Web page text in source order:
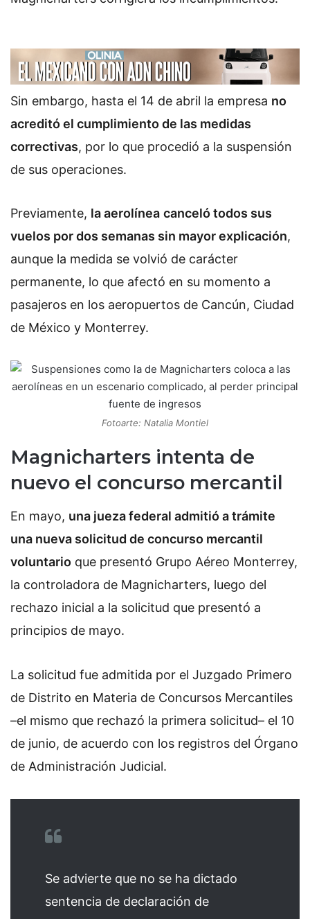
Sin embargo, hasta el 14 de abril la empresa no
acreditó el cumplimiento de las medidas
correctivas, por lo que procedió a la suspensión
de sus operaciones.
Previamente, la aerolínea canceló todos sus
vuelos por dos semanas sin mayor explicación,
aunque la medida se volvió de carácter
permanente, lo que afectó en su momento a
pasajeros en los aeropuertos de Cancún, Ciudad
de México y Monterrey.
Fotoarte: Natalia Montiel
Magnicharters intenta de
nuevo el concurso mercantil
En mayo, una jueza federal admitió a trámite
una nueva solicitud de concurso mercantil
voluntario que presentó Grupo Aéreo Monterrey,
la controladora de Magnicharters, luego del
rechazo inicial a la solicitud que presentó a
principios de mayo.
La solicitud fue admitida por el Juzgado Primero
de Distrito en Materia de Concursos Mercantiles
–el mismo que rechazó la primera solicitud– el 10
de junio, de acuerdo con los registros del Órgano
de Administración Judicial.
Se advierte que no se ha dictado
sentencia de declaración de